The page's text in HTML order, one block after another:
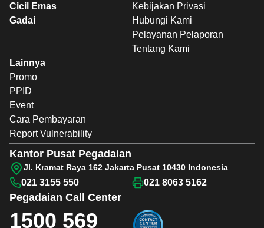
Cicil Emas
Gadai
Kebijakan Privasi
Hubungi Kami
Pelayanan Pelaporan
Tentang Kami
Lainnya
Promo
PPID
Event
Cara Pembayaran
Report Vulnerability
Pegadaian Call Center
1500 569
Kantor Pusat Pegadaian
Jl. Kramat Raya 162 Jakarta Pusat 10430 Indonesia
021 3155 550 021 8063 5162